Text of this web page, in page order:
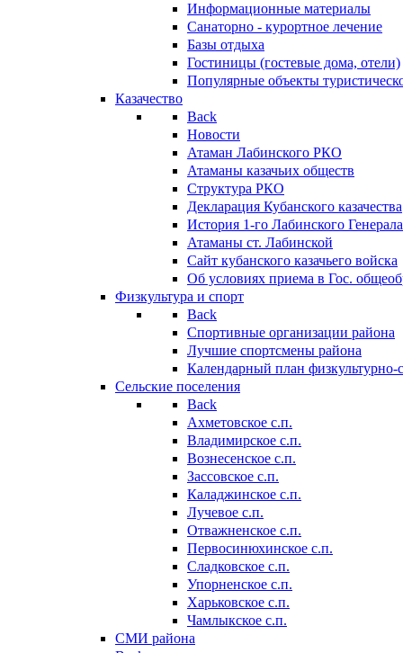
Информационные материалы
Санаторно - курортное лечение
Базы отдыха
Гостиницы (гостевые дома, отели)
Популярные объекты
Казачество
Back
Новости
Атаман Лабинского РКО
Атаманы казачьих обществ
Структура РКО
Декларация Кубанского казачества
История 1-го Лабинского
Атаманы ст. Лабинской
Cайт кубанского казачьего войска
Об условиях приема в Гос.
Физкультура и спорт
Back
Спортивные организации района
Лучшие спортсмены района
Календарный план
Сельские поселения
Back
Ахметовское с.п.
Владимирское с.п.
Вознесенское с.п.
Зассовское с.п.
Каладжинское с.п.
Лучевое с.п.
Отважненское с.п.
Первосинюхинское с.п.
Сладковское с.п.
Упорненское с.п.
Харьковское с.п.
Чамлыкское с.п.
СМИ района